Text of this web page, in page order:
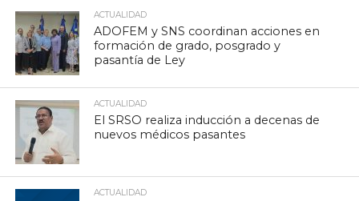
ACTUALIDAD
ADOFEM y SNS coordinan acciones en
formación de grado, posgrado y
pasantía de Ley
ACTUALIDAD
El SRSO realiza inducción a decenas de
nuevos médicos pasantes
ACTUALIDAD